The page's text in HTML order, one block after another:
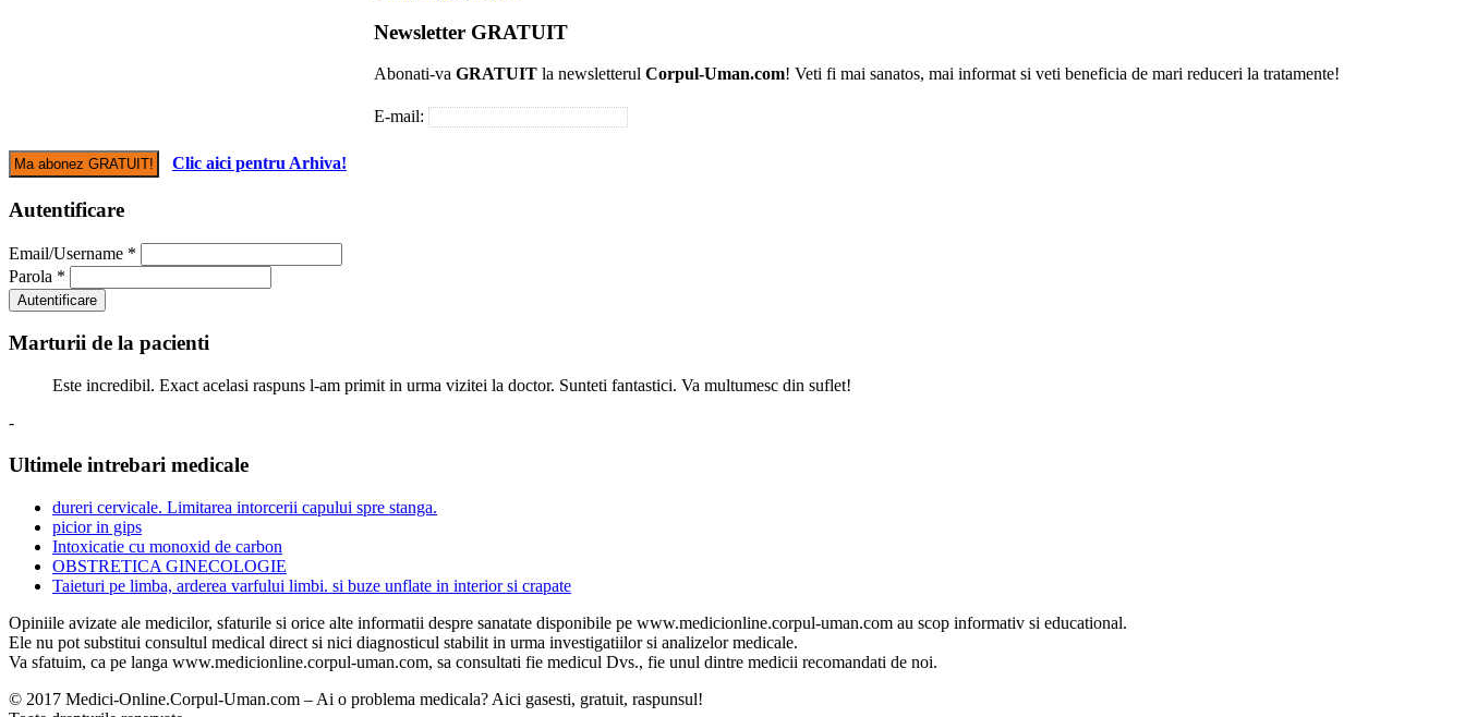
Newsletter GRATUIT
Abonati-va GRATUIT la newsletterul Corpul-Uman.com! Veti fi mai sanatos, mai informat si veti beneficia de mari reduceri la tratamente!
E-mail:
Clic aici pentru Arhiva!
Autentificare
Email/Username *
Parola *
Marturii de la pacienti
Este incredibil. Exact acelasi raspuns l-am primit in urma vizitei la doctor. Sunteti fantastici. Va multumesc din suflet!
-
Ultimele intrebari medicale
dureri cervicale. Limitarea intorcerii capului spre stanga.
picior in gips
Intoxicatie cu monoxid de carbon
OBSTRETICA GINECOLOGIE
Taieturi pe limba, arderea varfului limbi. si buze unflate in interior si crapate
Opiniile avizate ale medicilor, sfaturile si orice alte informatii despre sanatate disponibile pe www.medicionline.corpul-uman.com au scop informativ si educational.
Ele nu pot substitui consultul medical direct si nici diagnosticul stabilit in urma investigatiilor si analizelor medicale.
Va sfatuim, ca pe langa www.medicionline.corpul-uman.com, sa consultati fie medicul Dvs., fie unul dintre medicii recomandati de noi.
© 2017 Medici-Online.Corpul-Uman.com – Ai o problema medicala? Aici gasesti, gratuit, raspunsul!